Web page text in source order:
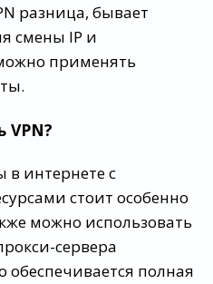
разница, бывает
смены IP и
применять
в интернете с
стоит особенно
можно использовать
сервера
обеспечивается полная